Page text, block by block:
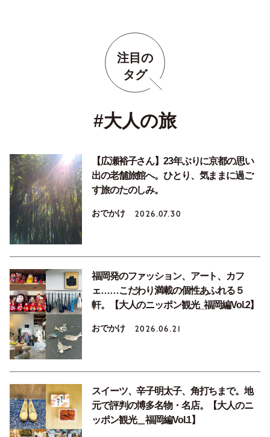
注目の
タグ
#大人の旅
【広瀬裕子さん】23年ぶりに京都の思い
出の老舗旅館へ。ひとり、気ままに過ご
す旅のたのしみ。
おでかけ 2026.07.30
福岡発のファッション、アート、カフ
ェ……こだわり満載の個性あふれる５
軒。【大人のニッポン観光_福岡編Vol.2】
おでかけ 2026.06.21
スイーツ、辛子明太子、角打ちまで。地
元で評判の博多名物・名店。【大人のニ
ッポン観光＿福岡編Vol.1】